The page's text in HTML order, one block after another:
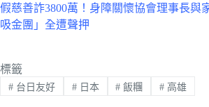
假慈善詐3800萬！身障關懷協會理事長與
吸金團」全遭聲押
標籤
#台日友好 #日本 # 飯糰 # 高雄